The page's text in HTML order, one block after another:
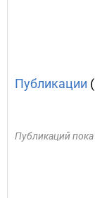
Публикации
Публикаций пока